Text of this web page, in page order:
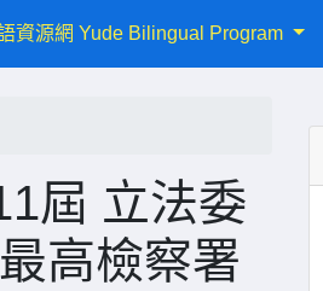
資源網 Yude Bilingual Program
屆 立法委
高檢察署